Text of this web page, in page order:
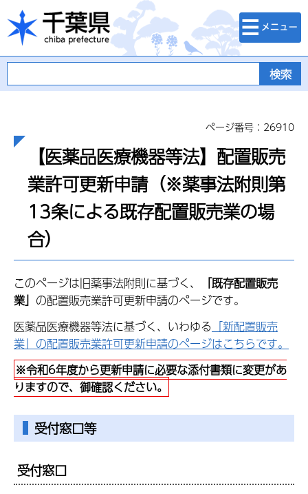
千葉県
検索・メニュ
ー
ページ番号：26910
【医薬品医療機器等法】配置販売
業許可更新申請（※薬事法附則第
13条による既存配置販売業の場
合）
このページは旧薬事法附則に基づく、
「既存配置販売
業」 の配置販売業許可更新申請のページです。
医薬品医療機器等法に基づく、いわゆる 「新配置販売
業」の配置販売業許可更新申請のページはこちらです。
※令和6年度から更新申請に必要な添付書類に変更があ
りますので、御確認ください。
受付窓口等
受付窓口